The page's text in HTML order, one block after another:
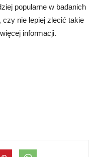
popularne w badanich
nie lepiej zlecić takie
informacji.